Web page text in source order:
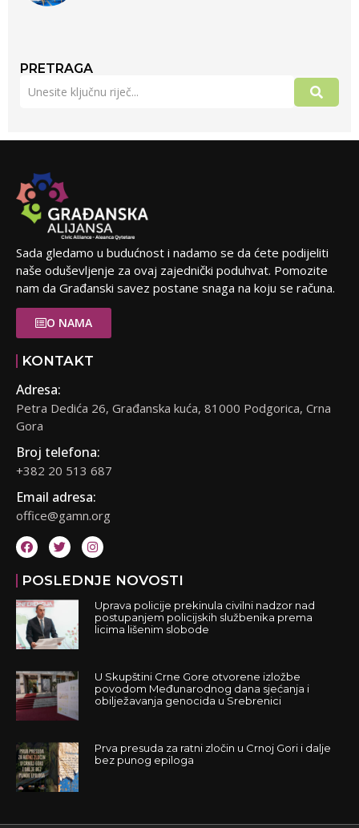
PRETRAGA
Sada gledamo u budućnost i nadamo se da ćete podijeliti
naše oduševljenje za ovaj zajednički poduhvat. Pomozite
nam da Građanski savez postane snaga na koju se računa.
O NAMA
KONTAKT
Adresa:
Petra Dedića 26, Građanska kuća, 81000 Podgorica, Crna
Gora
Broj telefona:
+382 20 513 687
Email adresa:
office@gamn.org
POSLEDNJE NOVOSTI
Uprava policije prekinula civilni nadzor nad
postupanjem policijskih službenika prema
licima lišenim slobode
U Skupštini Crne Gore otvorene izložbe
povodom Međunarodnog dana sjećanja i
obilježavanja genocida u Srebrenici
Prva presuda za ratni zločin u Crnoj Gori i dalje
bez punog epiloga